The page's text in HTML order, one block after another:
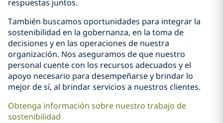
respuestas juntos.
También buscamos oportunidades para integrar la
sostenibilidad en la gobernanza, en la toma de
decisiones y en las operaciones de nuestra
organización. Nos aseguramos de que nuestro
personal cuente con los recursos adecuados y el
apoyo necesario para desempeñarse y brindar lo
mejor de sí, al brindar servicios a nuestros clientes.
Obtenga información sobre nuestro trabajo de
sostenibilidad